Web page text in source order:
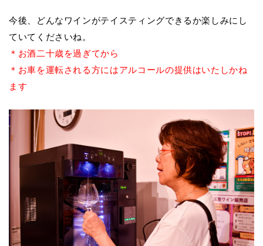
今後、どんなワインがテイスティングできるか楽しみにし
ていてくださいね。
＊お酒二十歳を過ぎてから
＊お車を運転される方にはアルコールの提供はいたしかね
ます